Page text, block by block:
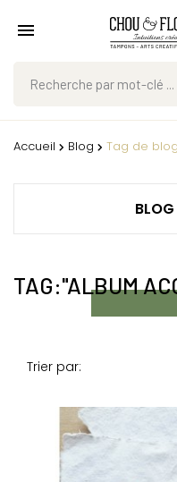
Accueil Blog Tag de
TAG:"ALBUM
Trier par: